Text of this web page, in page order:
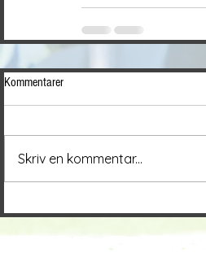
Kommentarer
Skriv en kommentar...